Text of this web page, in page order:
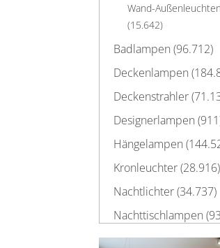
Wand-Außenleuchten
(15.642)
Badlampen (96.712)
Deckenlampen
Deckenstrahler
Designerlampen
Hängelampen
Kronleuchter (28.916)
Nachtlichter (34.737)
Nachttischlampen
Schreibtischlampen